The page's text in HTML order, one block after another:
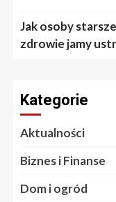
Jak osoby
zdrowie jamy
Kategorie
Aktualności
Biznes i Finanse
Dom i ogród